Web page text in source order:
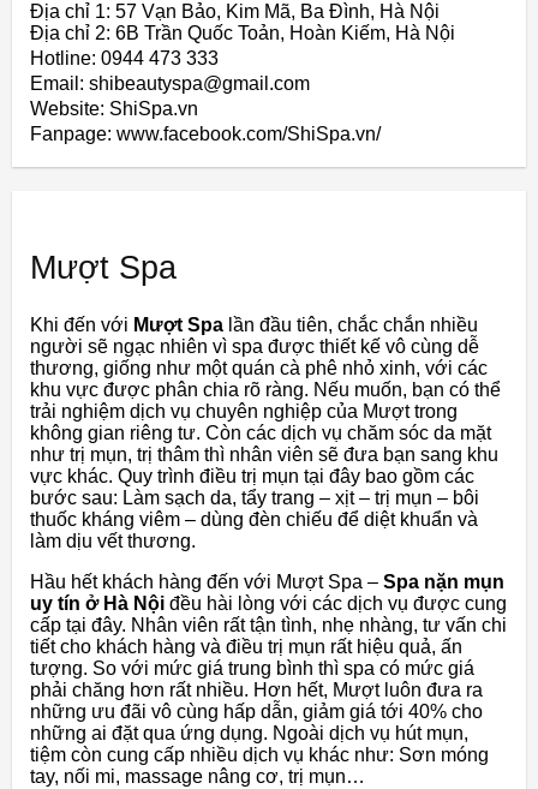
Địa chỉ 1: 57 Vạn Bảo, Kim Mã, Ba Đình, Hà Nội
Địa chỉ 2: 6B Trần Quốc Toản, Hoàn Kiếm, Hà Nội
Hotline: 0944 473 333
Email: shibeautyspa@gmail.com
Website: ShiSpa.vn
Fanpage: www.facebook.com/ShiSpa.vn/
Mượt Spa
Khi đến với Mượt Spa lần đầu tiên, chắc chắn nhiều
người sẽ ngạc nhiên vì spa được thiết kế vô cùng dễ
thương, giống như một quán cà phê nhỏ xinh, với các
khu vực được phân chia rõ ràng. Nếu muốn, bạn có thể
trải nghiệm dịch vụ chuyên nghiệp của Mượt trong
không gian riêng tư. Còn các dịch vụ chăm sóc da mặt
như trị mụn, trị thâm thì nhân viên sẽ đưa bạn sang khu
vực khác. Quy trình điều trị mụn tại đây bao gồm các
bước sau: Làm sạch da, tẩy trang – xịt – trị mụn – bôi
thuốc kháng viêm – dùng đèn chiếu để diệt khuẩn và
làm dịu vết thương.
Hầu hết khách hàng đến với Mượt Spa – Spa nặn mụn
uy tín ở Hà Nội đều hài lòng với các dịch vụ được cung
cấp tại đây. Nhân viên rất tận tình, nhẹ nhàng, tư vấn chi
tiết cho khách hàng và điều trị mụn rất hiệu quả, ấn
tượng. So với mức giá trung bình thì spa có mức giá
phải chăng hơn rất nhiều. Hơn hết, Mượt luôn đưa ra
những ưu đãi vô cùng hấp dẫn, giảm giá tới 40% cho
những ai đặt qua ứng dụng. Ngoài dịch vụ hút mụn,
tiệm còn cung cấp nhiều dịch vụ khác như: Sơn móng
tay, nối mi, massage nâng cơ, trị mụn…